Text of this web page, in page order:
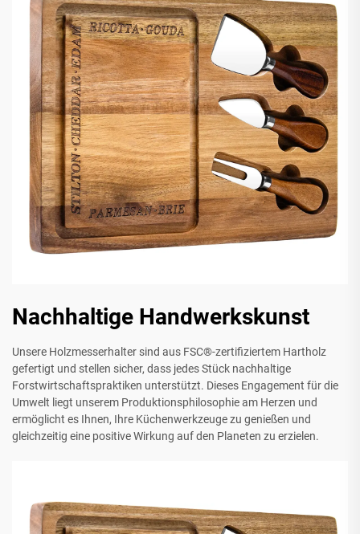
Nachhaltige Handwerkskunst
Unsere Holzmesserhalter sind aus FSC®-zertifiziertem Hartholz
gefertigt und stellen sicher, dass jedes Stück nachhaltige
Forstwirtschaftspraktiken unterstützt. Dieses Engagement für die
Umwelt liegt unserem Produktionsphilosophie am Herzen und
ermöglicht es Ihnen, Ihre Küchenwerkzeuge zu genießen und
gleichzeitig eine positive Wirkung auf den Planeten zu erzielen.